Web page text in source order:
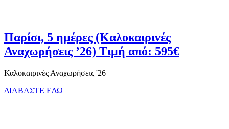
Παρίσι, 5 ημέρες (Καλοκαιρινές
Αναχωρήσεις ’26) Τιμή από: 595€
Καλοκαιρινές Αναχωρήσεις '26
ΔΙΑΒΑΣΤΕ ΕΔΩ